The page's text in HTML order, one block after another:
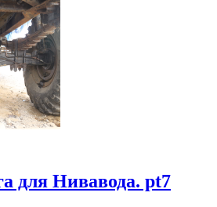
для Нивавода. pt7